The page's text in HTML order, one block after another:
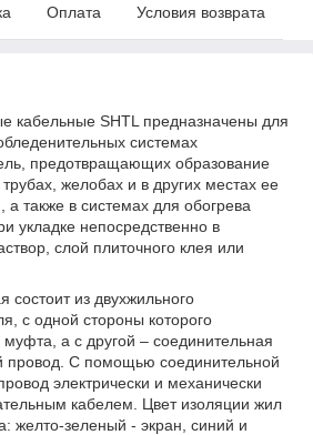
Оплата Условия возврата
кабельные SHTL предназначены для
системах
предотвращающих образование
желобах и в других местах ее
а также в системах для обогрева
укладке непосредственно в
слой плиточного клея или
состоит из двухжильного
с одной стороны которого
муфта, а с другой – соединительная
провод. С помощью соединительной
электрически и механически
кабелем. Цвет изоляции жил
желто-зеленый - экран, синий и